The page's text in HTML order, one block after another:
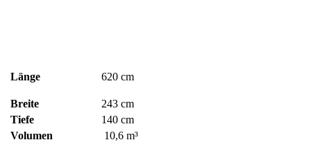
Länge 620 cm
Breite
243 cm
Tiefe
140 cm
Volumen
10,6 m³